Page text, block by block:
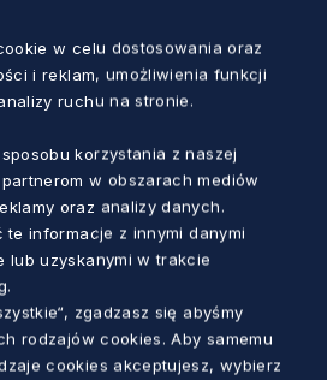
pracowników
5 lat temu
w celu dostosowania oraz
i reklam, umożliwienia funkcji
ruchu na stronie.
korzystania z naszej
w obszarach mediów
oraz analizy danych.
te informacje z innymi danymi
lub uzyskanymi w trakcie
zgadzasz się abyśmy
rodzajów cookies. Aby samemu
cookies akceptujesz, wybierz